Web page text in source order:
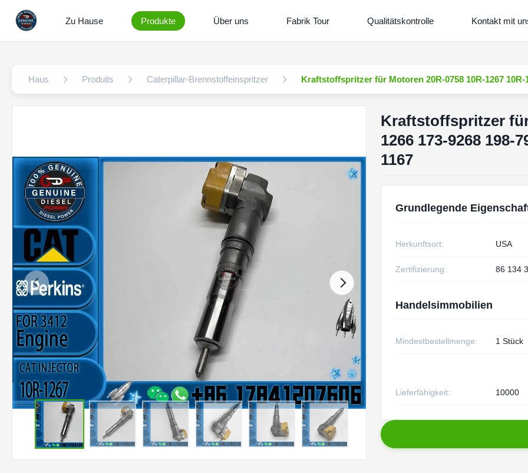
Zu Hause Produkte Über uns Fabrik Tour Qualitätskontrolle Kontakt mit
Haus Produits Caterpillar-Brennstoffeinspritzer Kraftstoffspritzer für Motoren 20R-0758 10R-1267 10R-
Kraftstoffspritzer für
1266 173-9268 198-
1167
Grundlegende
Herkunftsort: USA
Zertifizierung: 86 134
Handelsimmobilien
Mindestbestellmenge: 1 Stück
Lieferfähigkeit: 10000